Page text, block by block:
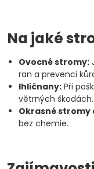
Na jaké
Ovocné stromy:
ran a prevenci
Ihličnany: Při
větrných škodách.
Okrasné stromy
bez chemie.